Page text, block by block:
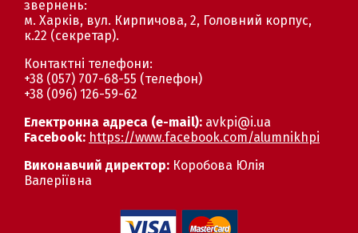
звернень:
м. Харків, вул. Кирпичова, 2, Головний корпус,
к.22 (секретар).
Контактні телефони:
+38 (057) 707-68-55 (телефон)
+38 (096) 126-59-62
Eлектронна адреса (e-mail): avkpi@i.ua
Facebook: https://www.facebook.com/alumnikhpi
Виконавчий директор: Коробова Юлія
Валеріївна